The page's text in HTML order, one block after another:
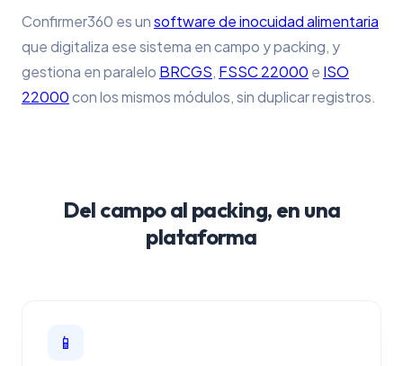
Confirmer360 es unsoftware de inocuidad alimentaria
que digitaliza ese sistema en campo y packing, y
gestiona en paralelo BRCGS, FSSC 22000 e ISO
22000con los mismos módulos, sin duplicar registros.
Del campo al packing, en una
plataforma
📱